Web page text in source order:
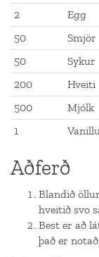
2
Egg
50
Smjör
50
Sykur
200
Hveiti
500
Mjólk
1
Aðferð
Blandið
hveitið svo
Best er að
það er